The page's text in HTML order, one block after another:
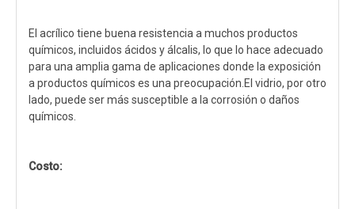
El acrílico tiene buena resistencia a muchos productos
químicos, incluidos ácidos y álcalis, lo que lo hace adecuado
para una amplia gama de aplicaciones donde la exposición
a productos químicos es una preocupación.El vidrio, por otro
lado, puede ser más susceptible a la corrosión o daños
químicos.
Costo: